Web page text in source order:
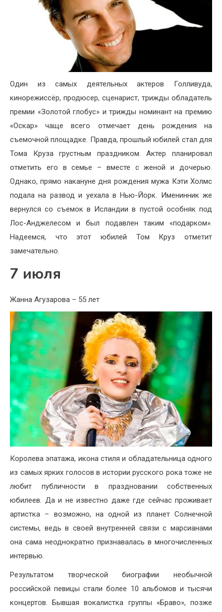
Один из самых деятельных актеров Голливуда,
кинорежиссёр, продюсер, сценарист, трижды обладатель
премии «Золотой глобус» и трижды номинант на премию
«Оскар» чаще всего отмечает день рождения на
съемочной площадке. Правда, прошлый юбилей стал для
Тома Круза грустным праздником. Актер планировал
отметить его в семье – вместе с женой и дочерью.
Однако, прямо накануне дня рождения мужа Кэти Холмс
подала на развод и уехала в Нью-Йорк. Именинник же
вернулся со съемок в Исландии в пустой особняк под
Лос-Анджелесом и был подавлен таким «подарком».
Надеемся, что этот юбилей Том Круз отметит
замечательно.
7 июля
Жанна Агузарова – 55 лет
Королева эпатажа, икона стиля и обладательница одного
из самых ярких голосов в истории русского рока тоже не
любит публичности в праздновании собственных
юбилеев. Да и не известно даже где сейчас проживает
артистка – возможно, на одной из планет Солнечной
системы, ведь в своей внутренней связи с марсианами
она сама неоднократно признавалась в многочисленных
интервью.
Результатом творческой биографии необычной
российской певицы стали более 10 альбомов и тысячи
концертов. Бывшая вокалистка группы «Браво», позже